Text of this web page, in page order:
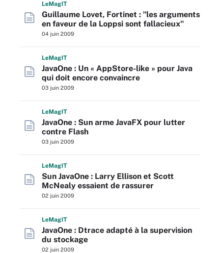
LeMagIT
Guillaume Lovet, Fortinet : "les arguments
en faveur de la Loppsi sont fallacieux"
04 juin 2009
LeMagIT
JavaOne : Un « AppStore-like » pour Java
qui doit encore convaincre
03 juin 2009
LeMagIT
JavaOne : Sun arme JavaFX pour lutter
contre Flash
03 juin 2009
LeMagIT
Sun JavaOne : Larry Ellison et Scott
McNealy essaient de rassurer
02 juin 2009
LeMagIT
JavaOne : Dtrace adapté à la supervision
du stockage
02 juin 2009